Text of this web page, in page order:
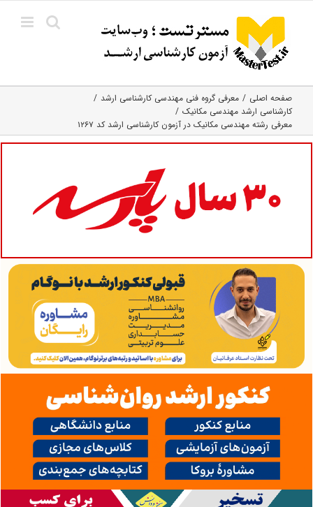
content
صفحه اصلی
معرفی گروه فنی مهندسی کارشناسی ارشد
کارشناسی ارشد مهندسی مکانیک
معرفی رشته مهندسی مکانیک در آزمون کارشناسی ارشد کد ۱۲۶۷